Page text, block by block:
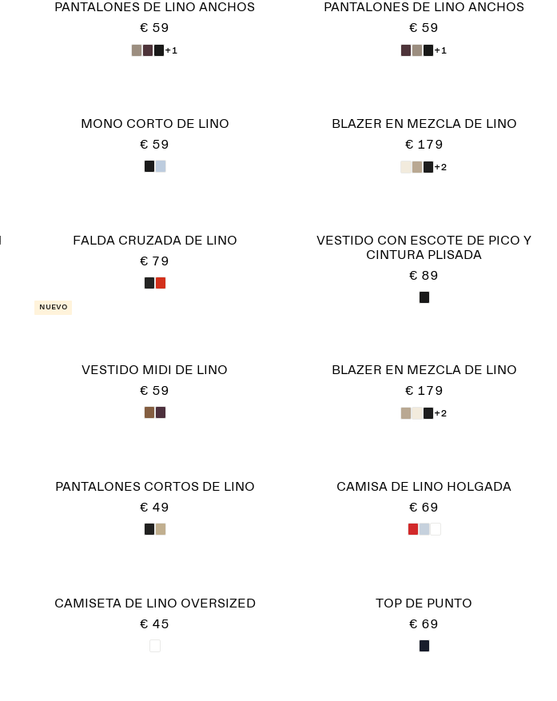
PANTALONES DE LINO ANCHOS
€ 59
+1
PANTALONES DE LINO ANCHOS
€ 59
+1
MONO CORTO DE LINO
€ 59
BLAZER EN MEZCLA DE LINO
€ 179
+2
FALDA CRUZADA DE LINO
€ 79
VESTIDO CON ESCOTE DE PICO Y
CINTURA PLISADA
€ 89
Nuevo
VESTIDO MIDI DE LINO
€ 59
BLAZER EN MEZCLA DE LINO
€ 179
+2
PANTALONES CORTOS DE LINO
€ 49
CAMISA DE LINO HOLGADA
€ 69
CAMISETA DE LINO OVERSIZED
€ 45
TOP DE PUNTO
€ 69